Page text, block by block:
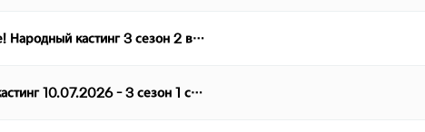
Народный кастинг 3 сезон 2 в…
10.07.2026 - 3 сезон 1 с…